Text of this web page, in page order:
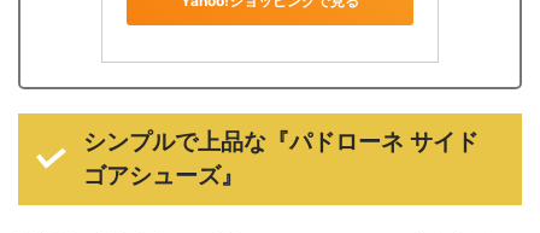
シンプルで上品な『パドローネ サイド
ゴアシューズ』